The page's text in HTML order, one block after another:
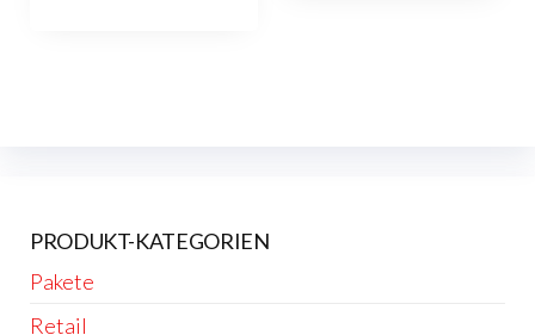
PRODUKT-KATEGORIEN
Pakete
Retail